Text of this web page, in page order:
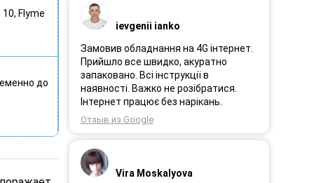
10, Flyme
до
ievgenii ianko
Замовив обладнання на 4G інтернет.
Прийшло все швидко, акуратно
запаковано. Всі інструкції в
наявності. Важко не розібратися.
Інтернет працює без нарікань.
Отзыв из Google
Vira Moskalyova